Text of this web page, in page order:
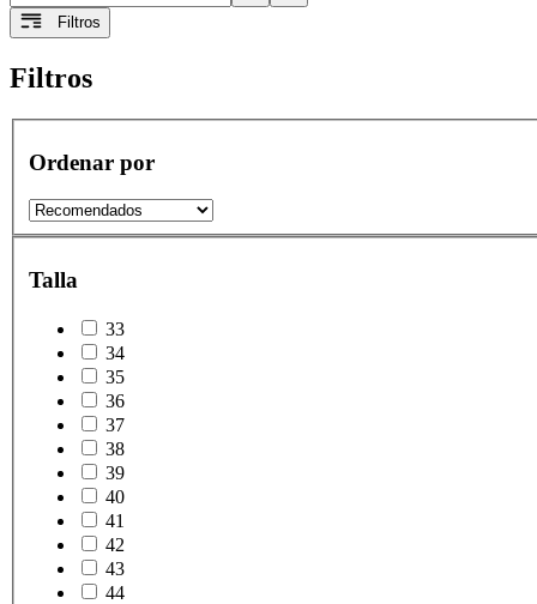
Filtros
Filtros
Ordenar por
Talla
33
34
35
36
37
38
39
40
41
42
43
44